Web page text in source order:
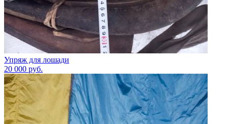
Упряж для лошади
20 000 руб.